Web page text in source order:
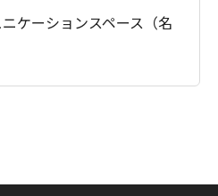
ケーションスペース（名